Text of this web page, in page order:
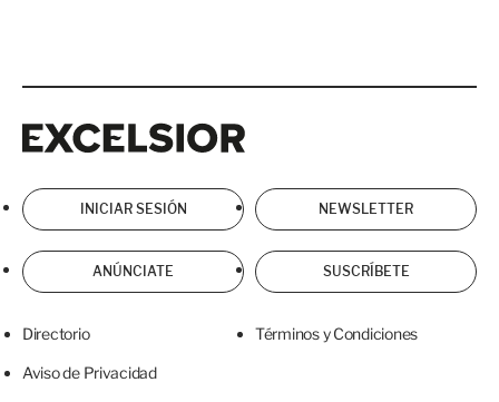
INICIAR SESIÓN NEWSLETTER
ANÚNCIATE SUSCRÍBETE
Directorio Términos y Condiciones
Aviso de Privacidad